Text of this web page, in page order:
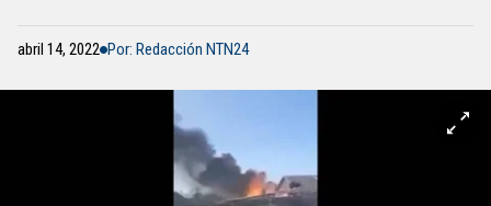
abril 14, 2022 Por: Redacción NTN24